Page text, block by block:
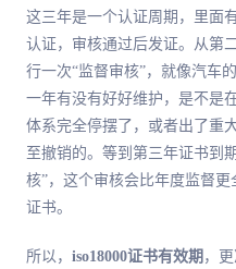
这三年是一个认证周期，里面
认证，审核通过后发证。从第
行一次“监督审核”，就像汽车
一年有没有好好维护，是不是
体系完全停摆了，或者出了重
至撤销的。等到第三年证书到
核”，这个审核会比年度监督
证书。
所以， iso18000证书有效期 ，